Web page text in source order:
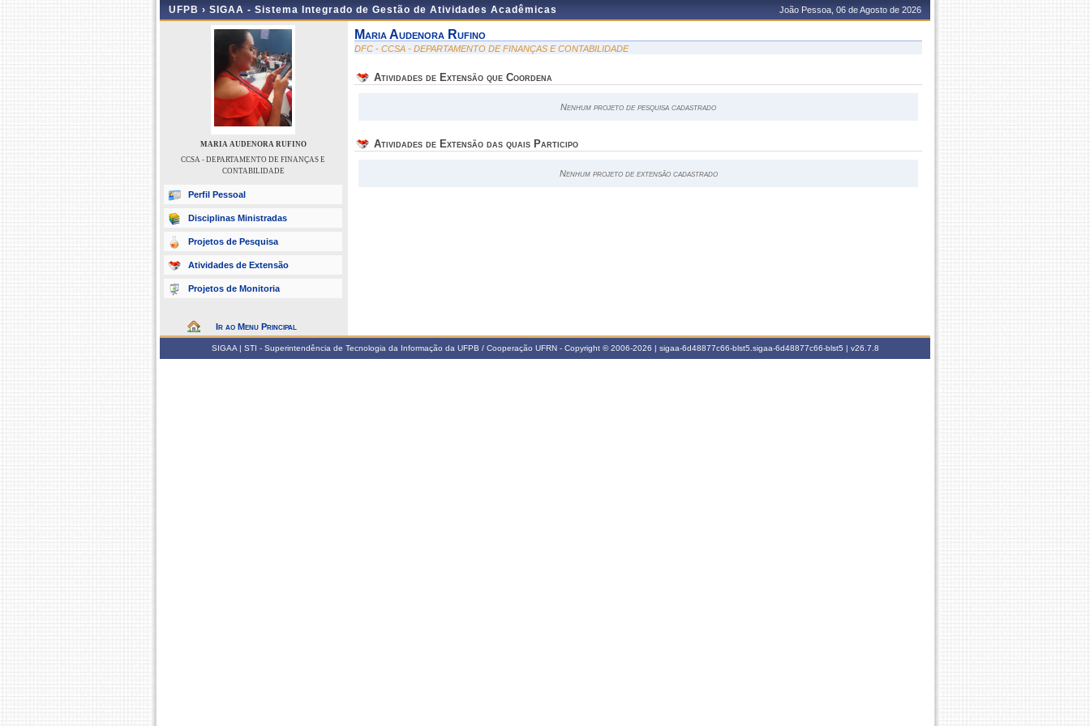
UFPB › SIGAA - Sistema Integrado de Gestão de Atividades Acadêmicas João Pessoa, 06 de Agosto de 2026
MARIA AUDENORA RUFINO
CCSA - DEPARTAMENTO DE FINANÇAS E
CONTABILIDADE
Perfil Pessoal
Disciplinas Ministradas
Projetos de Pesquisa
Atividades de Extensão
Projetos de Monitoria
Ir ao Menu Principal
Maria Audenora Rufino
DFC - CCSA - DEPARTAMENTO DE FINANÇAS E CONTABILIDADE
Atividades de Extensão que Coordena
Nenhum projeto de pesquisa cadastrado
Atividades de Extensão das quais Participo
Nenhum projeto de extensão cadastrado
SIGAA | STI - Superintendência de Tecnologia da Informação da UFPB / Cooperação UFRN - Copyright © 2006-2026 | sigaa-6d48877c66-blst5.sigaa-6d48877c66-blst5 | v26.7.8